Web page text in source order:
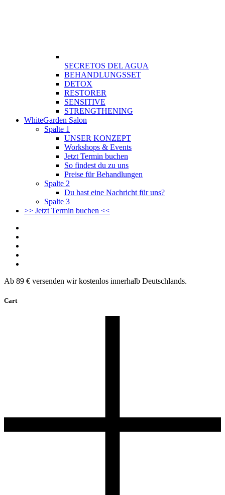
SECRETOS DEL AGUA
BEHANDLUNGSSET
DETOX
RESTORER
SENSITIVE
STRENGTHENING
WhiteGarden Salon
Spalte 1
UNSER KONZEPT
Workshops & Events
Jetzt Termin buchen
So findest du zu uns
Preise für Behandlungen
Spalte 2
Du hast eine Nachricht für uns?
Spalte 3
>> Jetzt Termin buchen <<
Ab 89 € versenden wir kostenlos innerhalb Deutschlands.
Cart